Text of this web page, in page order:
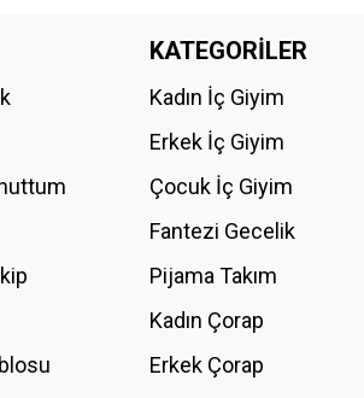
Bu ürüne ilk yorumu siz yapın!
KATEGORİLER
Kadın İç Giyim
Erkek İç Giyim
Çocuk İç Giyim
Fantezi Gecelik
Pijama Takım
Kadın Çorap
Erkek Çorap